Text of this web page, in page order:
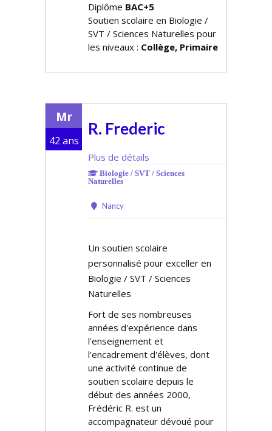
Diplôme BAC+5
Soutien scolaire en Biologie /
SVT / Sciences Naturelles pour
les niveaux : Collège, Primaire
Mr
42 ans
R. Frederic
Plus de détails
Biologie / SVT / Sciences
Naturelles
Nancy
Un soutien scolaire
personnalisé pour exceller en
Biologie / SVT / Sciences
Naturelles
Fort de ses nombreuses
années d'expérience dans
l'enseignement et
l'encadrement d'élèves, dont
une activité continue de
soutien scolaire depuis le
début des années 2000,
Frédéric R. est un
accompagnateur dévoué pour